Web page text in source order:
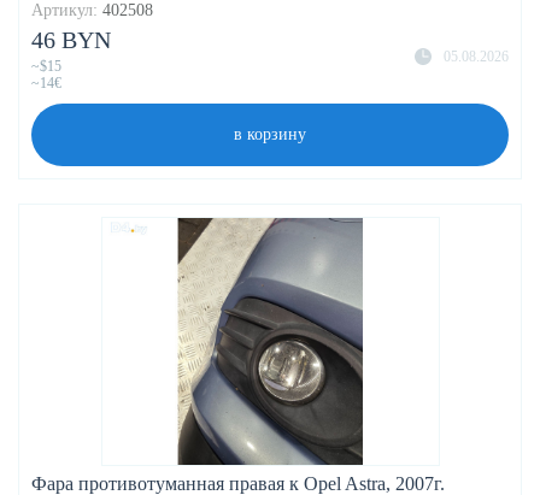
Артикул: 402508
05.08.2026
46 BYN
~$15
~14€
в корзину
Фара противотуманная правая к Opel Astra, 2007г.